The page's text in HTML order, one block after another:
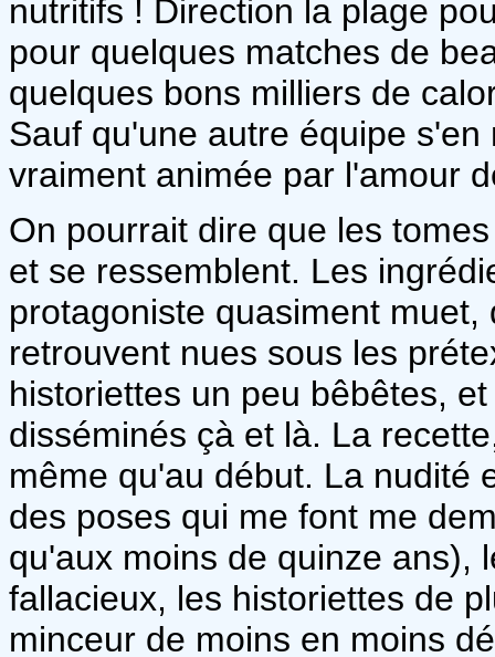
nutritifs ! Direction la plage
pour quelques matches de
quelques bons milliers de
Sauf qu'une autre équipe
vraiment animée par l'amour
On pourrait dire que les
et se ressemblent. Les
protagoniste quasiment
retrouvent nues sous les
historiettes un peu bêbêtes,
disséminés çà et là. La
même qu'au début. La nudité
des poses qui me font me
qu'aux moins de quinze ans),
fallacieux, les historiettes de
minceur de moins en moins